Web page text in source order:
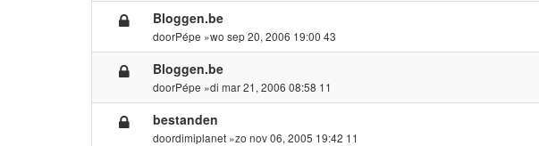
Bloggen.be
doorPépe »wo sep 20, 2006 19:00 43
Bloggen.be
doorPépe »di mar 21, 2006 08:58 11
bestanden
doordimiplanet »zo nov 06, 2005 19:42 11